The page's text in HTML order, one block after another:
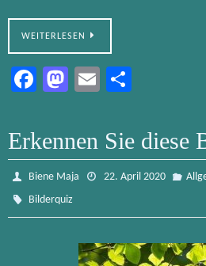
WEITERLESEN
Fa
o
ok
M
d
o
n
E
ail
Erkennen Sie diese
Biene Maja 22. April 2020
Bilderquiz